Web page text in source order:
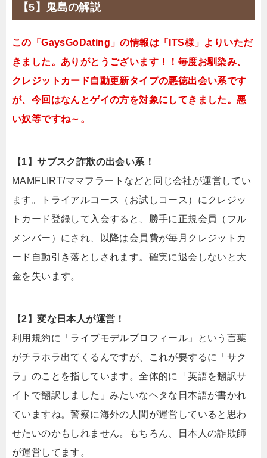
【5】鬼島の解説
この「GaysGoDating」の情報は「ITS様」よりいただ
きました。ありがとうございます！！毎度お馴染み、
クレジットカード自動更新タイプの悪徳出会い系です
が、今回はなんとゲイの方を対象にしてきました。悪
い奴等ですね～。
【1】サブスク詐欺の出会い系！
MAMFLIRT/ママフラートなどと同じ会社が運営してい
ます。トライアルコース（お試しコース）にクレジッ
トカード登録して入会すると、勝手に正規会員（フル
メンバー）にされ、以降は会員費が毎月クレジットカ
ード自動引き落としされます。確実に退会しないと大
金を失います。
【2】変な日本人が運営！
利用規約に「ライブモデルプロフィール」という言葉
がチラホラ出てくるんですが、これが要するに「サク
ラ」のことを指しています。全体的に「英語を翻訳サ
イトで翻訳しました」みたいなヘタな日本語が書かれ
ていますね。警察に海外の人間が運営していると思わ
せたいのかもしれません。もちろん、日本人の詐欺師
が運営してます。